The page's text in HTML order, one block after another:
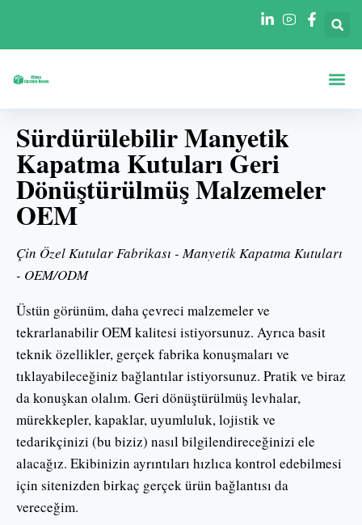
Sürdürülebilir Manyetik
Kapatma Kutuları Geri
Dönüştürülmüş Malzemeler
OEM
Çin Özel Kutular Fabrikası - Manyetik Kapatma Kutuları
- OEM/ODM
Üstün görünüm, daha çevreci malzemeler ve
tekrarlanabilir OEM kalitesi istiyorsunuz. Ayrıca basit
teknik özellikler, gerçek fabrika konuşmaları ve
tıklayabileceğiniz bağlantılar istiyorsunuz. Pratik ve biraz
da konuşkan olalım. Geri dönüştürülmüş levhalar,
mürekkepler, kapaklar, uyumluluk, lojistik ve
tedarikçinizi (bu biziz) nasıl bilgilendireceğinizi ele
alacağız. Ekibinizin ayrıntıları hızlıca kontrol edebilmesi
için sitenizden birkaç gerçek ürün bağlantısı da
vereceğim.